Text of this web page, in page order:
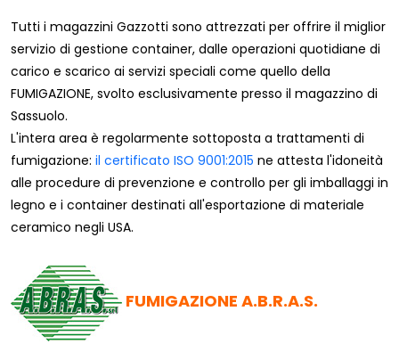
Tutti i magazzini Gazzotti sono attrezzati per offrire il miglior
servizio di gestione container, dalle operazioni quotidiane di
carico e scarico ai servizi speciali come quello della
FUMIGAZIONE, svolto esclusivamente presso il magazzino di
Sassuolo.
L'intera area è regolarmente sottoposta a trattamenti di
fumigazione: il certificato ISO 9001:2015 ne attesta l'idoneità
alle procedure di prevenzione e controllo per gli imballaggi in
legno e i container destinati all'esportazione di materiale
ceramico negli USA.
FUMIGAZIONE A.B.R.A.S.